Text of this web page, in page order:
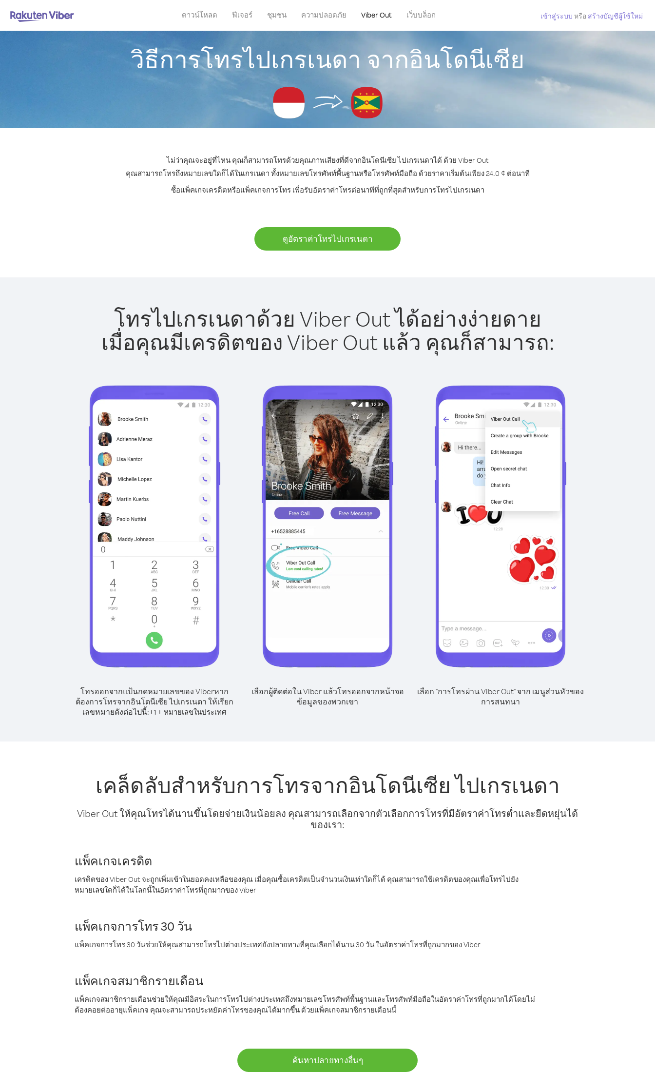
ดาวน์โหลด ฟีเจอร์ ชุมชน ความปลอดภัย Viber Out เว็บบล็อก เข้าสู่ระบบ หรือ สร้างบัญชีผู้ใช้ใหม่
วิธีการโทรไปเกรเนดา จากอินโดนีเซีย
ไม่ว่าคุณจะอยู่ที่ไหน คุณก็สามารถโทรด้วยคุณภาพเสียงที่ดีจากอินโดนีเซีย ไปเกรเนดาได้ ด้วย Viber Out
คุณสามารถโทรถึงหมายเลขใดก็ได้ในเกรเนดา ทั้งหมายเลขโทรศัพท์พื้นฐานหรือโทรศัพท์มือถือ ด้วยราคาเริ่มต้นเพียง 24.0 ¢ ต่อนาที
ซื้อแพ็คเกจเครดิตหรือแพ็คเกจการโทร เพื่อรับอัตราค่าโทรต่อนาทีที่ถูกที่สุดสำหรับการโทรไปเกรเนดา
ดูอัตราค่าโทรไปเกรเนดา
โทรไปเกรเนดาด้วย Viber Out ได้อย่างง่ายดาย
เมื่อคุณมีเครดิตของ Viber Out แล้ว คุณก็สามารถ:
โทรออกจากแป้นกดหมายเลขของ Viberหาก
ต้องการโทรจากอินโดนีเซีย ไปเกรเนดา ให้เรียก
เลขหมายดังต่อไปนี้:+1 + หมายเลขในประเทศ
เลือกผู้ติดต่อใน Viber แล้วโทรออกจากหน้าจอ
ข้อมูลของพวกเขา
เลือก "การโทรผ่าน Viber Out" จาก เมนูส่วนหัวของ
การสนทนา
เคล็ดลับสำหรับการโทรจากอินโดนีเซีย ไปเกรเนดา
Viber Out ให้คุณโทรได้นานขึ้นโดยจ่ายเงินน้อยลง คุณสามารถเลือกจากตัวเลือกการโทรที่มีอัตราค่าโทรต่ำและยืดหยุ่นได้
ของเรา:
แพ็คเกจเครดิต
เครดิตของ Viber Out จะถูกเพิ่มเข้าในยอดคงเหลือของคุณ เมื่อคุณซื้อเครดิตเป็นจำนวนเงินเท่าใดก็ได้ คุณสามารถใช้เครดิตของคุณเพื่อโทรไปยัง
หมายเลขใดก็ได้ในโลกนี้ในอัตราค่าโทรที่ถูกมากของ Viber
แพ็คเกจการโทร 30 วัน
แพ็คเกจการโทร 30 วันช่วยให้คุณสามารถโทรไปต่างประเทศยังปลายทางที่คุณเลือกได้นาน 30 วัน ในอัตราค่าโทรที่ถูกมากของ Viber
แพ็คเกจสมาชิกรายเดือน
แพ็คเกจสมาชิกรายเดือนช่วยให้คุณมีอิสระในการโทรไปต่างประเทศถึงหมายเลขโทรศัพท์พื้นฐานและโทรศัพท์มือถือในอัตราค่าโทรที่ถูกมากได้โดยไม่
ต้องคอยต่ออายุแพ็คเกจ คุณจะสามารถประหยัดค่าโทรของคุณได้มากขึ้น ด้วยแพ็คเกจสมาชิกรายเดือนนี้
ค้นหาปลายทางอื่นๆ